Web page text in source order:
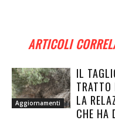
ARTICOLI
Aggiornamenti
IL
TRATTO
LA
CHE HA